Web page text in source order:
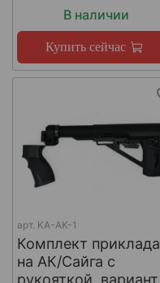
В наличии
Купить сейчас
арт. KA-AK-1
Комплект приклада
на АК/Сайга с